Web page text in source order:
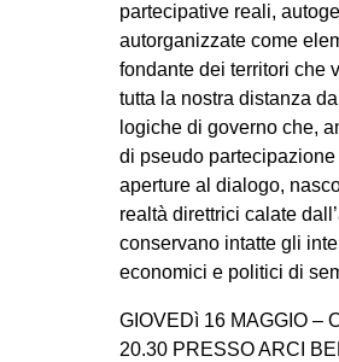
partecipative reali,
autorganizzate come
fondante dei territori che
tutta la nostra distanza
logiche di governo che,
di pseudo partecipazione
aperture al dialogo,
realtà direttrici calate
conservano intatte gli
economici e politici di
GIOVEDì 16 MAGGIO –
20.30 PRESSO ARCI